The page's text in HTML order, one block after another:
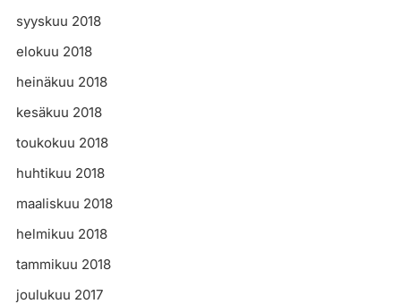
syyskuu 2018
elokuu 2018
heinäkuu 2018
kesäkuu 2018
toukokuu 2018
huhtikuu 2018
maaliskuu 2018
helmikuu 2018
tammikuu 2018
joulukuu 2017